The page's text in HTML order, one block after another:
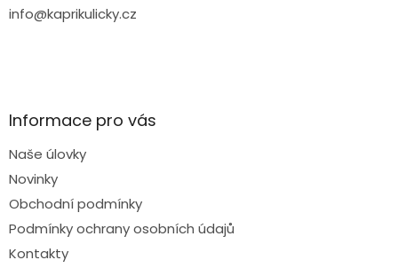
info@kaprikulicky.cz
Informace pro vás
Naše úlovky
Novinky
Obchodní podmínky
Podmínky ochrany osobních údajů
Kontakty